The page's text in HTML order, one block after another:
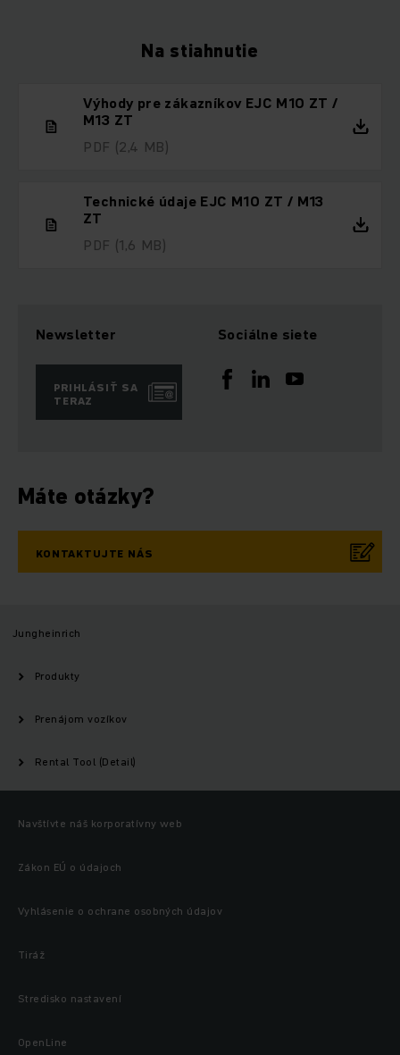
Na stiahnutie
Výhody pre zákazníkov EJC M10 ZT /
M13 ZT
PDF (2,4 MB)
Technické údaje EJC M10 ZT / M13
ZT
PDF (1,6 MB)
Newsletter
PRIHLÁSIŤ SA
TERAZ
Sociálne siete
Máte otázky?
KONTAKTUJTE NÁS
Jungheinrich
Produkty
Prenájom vozíkov
Rental Tool (Detail)
Navštívte náš korporatívny web
Zákon EÚ o údajoch
Vyhlásenie o ochrane osobných údajov
Tiráž
Stredisko nastavení
OpenLine